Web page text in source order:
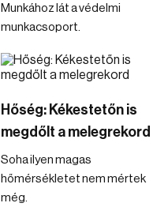
Munkához lát a védelmi
munkacsoport.
Hőség: Kékestetőn is
megdőlt a melegrekord
Soha ilyen magas
hőmérsékletet nem mértek
még.